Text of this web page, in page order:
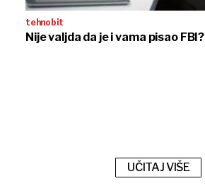
tehnobit
Nije valjda da je i vama pisao FBI?
UČITAJ VIŠE